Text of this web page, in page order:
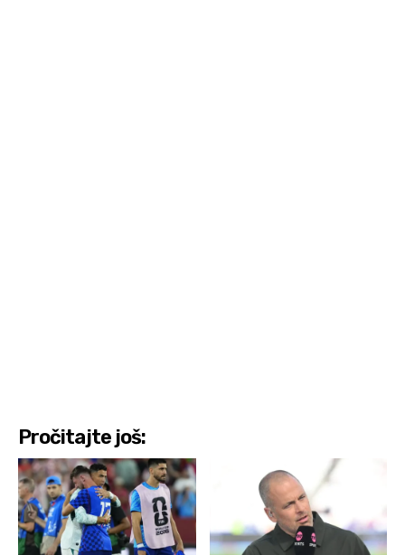
Pročitajte još: